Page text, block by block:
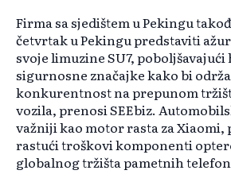
Firma sa sjedištem u Pekingu
četvrtak u Pekingu predstaviti
svoje limuzine SU7,
sigurnosne značajke kako bi
konkurentnost na prepunom
vozila, prenosi SEEbiz.
važniji kao motor rasta za Xiaomi,
rastući troškovi komponenti
globalnog tržišta pametnih